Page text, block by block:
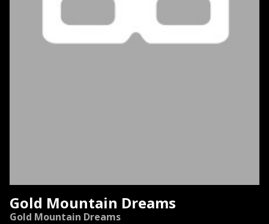
Gold Mountain Dreams
Gold Mountain Dreams